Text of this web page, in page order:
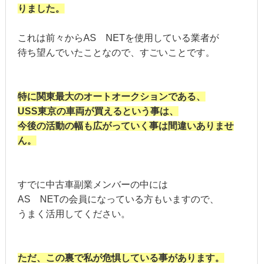
りました。
これは前々からAS NETを使用している業者が
待ち望んでいたことなので、すごいことです。
特に関東最大のオートオークションである、
USS東京の車両が買えるという事は、
今後の活動の幅も広がっていく事は間違いありませ
ん。
すでに中古車副業メンバーの中には
AS NETの会員になっている方もいますので、
うまく活用してください。
ただ、この裏で私が危惧している事があります。